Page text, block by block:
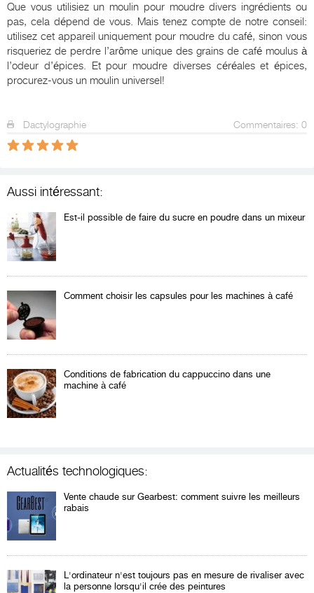
Que vous utilisiez un moulin pour moudre divers ingrédients ou
pas, cela dépend de vous. Mais tenez compte de notre conseil:
utilisez cet appareil uniquement pour moudre du café, sinon vous
risqueriez de perdre l’arôme unique des grains de café moulus à
l’odeur d’épices. Et pour moudre diverses céréales et épices,
procurez-vous un moulin universel!
Dactylographie Commentaires: 0
Aussi intéressant:
Est-il possible de faire du sucre en poudre dans un mixeur
Comment choisir les capsules pour les machines à café
Conditions de fabrication du cappuccino dans une
machine à café
Actualités technologiques:
Vente chaude sur Gearbest: comment suivre les meilleurs
rabais
L'ordinateur n'est toujours pas en mesure de rivaliser avec
la personne lorsqu'il crée des peintures